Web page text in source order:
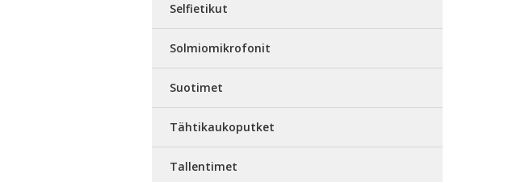
Selfietikut
Solmiomikrofonit
Suotimet
Tähtikaukoputket
Tallentimet